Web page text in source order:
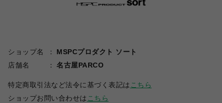
ショップ名
MSPCプロダクト ソート
店舗名
名古屋PARCO
特定商取引法など法令に基づく表記は こちら
ショップお問い合わせは こちら